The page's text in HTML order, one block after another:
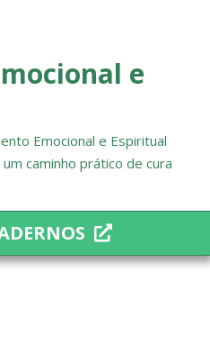
e
Emocional e Espiritual
caminho prático de cura